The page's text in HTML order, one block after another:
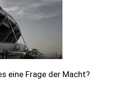
eine Frage der Macht?